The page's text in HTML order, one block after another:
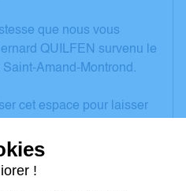
que nous vous
QUILFEN survenu le
Amand-Montrond.
cet espace pour laisser
des photos souvenirs,
pensées à travers des
endroit est un lieu